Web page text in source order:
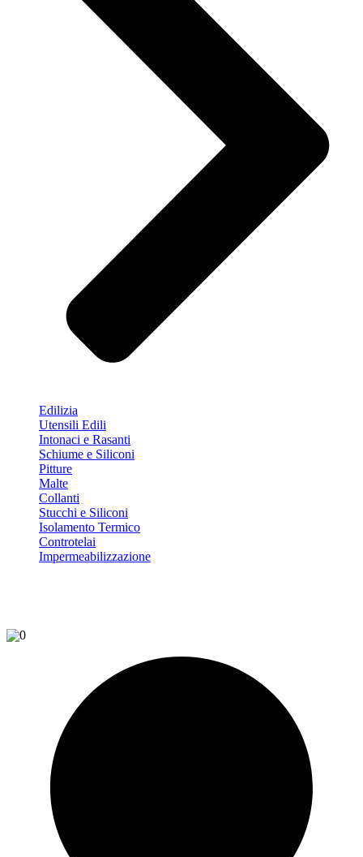
Edilizia
Utensili Edili
Intonaci e Rasanti
Schiume e Siliconi
Pitture
Malte
Collanti
Stucchi e Siliconi
Isolamento Termico
Controtelai
Impermeabilizzazione
0